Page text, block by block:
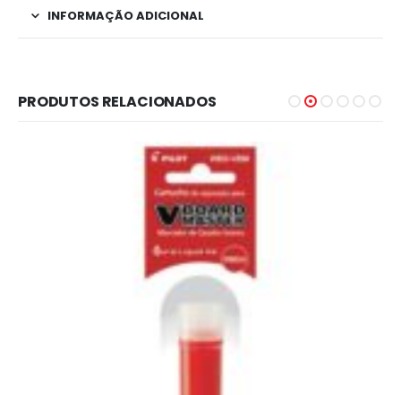
INFORMAÇÃO ADICIONAL
PRODUTOS RELACIONADOS